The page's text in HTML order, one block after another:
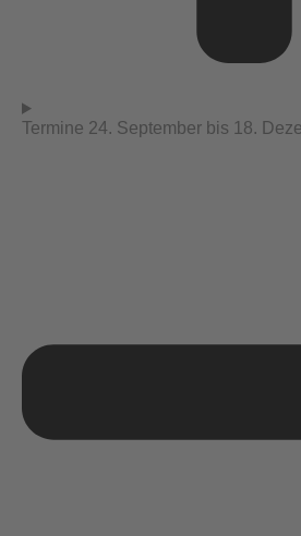
Termine 24. September bis 18.